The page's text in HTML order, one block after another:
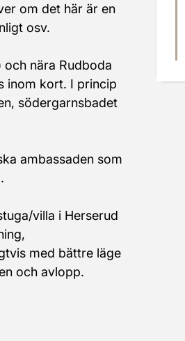
om det här är en
osv.
nära Rudboda
inom kort. I princip
södergarnsbadet
ambassaden som
villa i Herserud
med bättre läge
och avlopp.